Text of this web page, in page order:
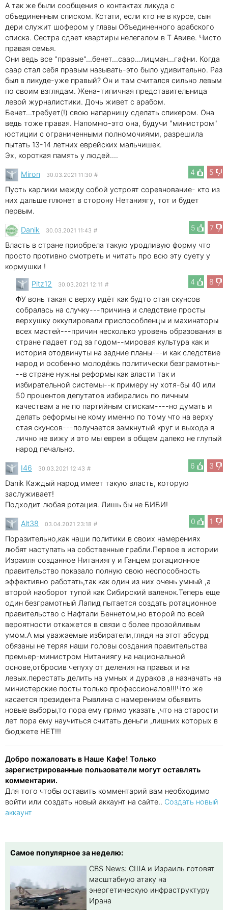
А так же были сообщения о контактах ликуда с
объединенным списком. Кстати, если кто не в курсе, сын
дери служит шофером у главы Объединенного арабского
списка. Сестра сдает квартиры нелегалом в Т Авиве. Чисто
правая семья.
Они ведь все "правые"...бенет...саар...лицман...гафни. Когда
саар стал себя правым называть-это было удивительно. Раз
был в ликуде-уже правый? Он и там считался сильно левым
по своим взглядам. Жена-типичная представительница
левой журналистики. Дочь живет с арабом.
Бенет...требует(!) свою напарницу сделать спикером. Она
ведь тоже правая. Напомню-это она, будучи "министром"
юстиции с ограниченными полномочиями, разрешила
пытать 13-14 летних еврейских мальчишек.
Эх, короткая память у людей....
4
5
Miron 30.03.2021 11:30 #
Пусть карлики между собой устроят соревнование- кто из
них дальше плюнет в сторону Нетаниягу, тот и будет
первым.
5
7
Danik 30.03.2021 11:43 #
Власть в стране приобрела такую уродливую форму что
просто противно смотреть и читать про всю эту суету у
кормушки !
4
8
Pitz12 30.03.2021 12:11 #
ФУ вонь такая с верху идёт как будто стая скунсов
собралась на случку---причина и следствие просты
верхушку оккупировали приспособленцы и махинаторы
всех мастей---причин несколько уровень образования в
стране падает год за годом--мировая культура как и
история отодвинуты на задние планы---и как следствие
народ и особенно молодёжь политически безграмотны-
--в стране нужны реформы как власти так и
избирательной системы--к примеру ну хотя-бы 40 или
50 процентов депутатов избирались по личным
качествам а не по партийным спискам----но думать и
делать реформы не кому именно по тому что на верху
стая скунсов---получается замкнутый круг и выхода я
лично не вижу и это мы евреи в общем далеко не глупый
народ печально.
6
3
I46 30.03.2021 12:43 #
Danik Каждый народ имеет такую власть, которую
заслуживает!
Подходит любая ротация. Лишь бы не БИБИ!
0
1
Alt38 03.04.2021 23:18 #
Поразительно,как наши политики в своих намерениях
любят наступать на собственные грабли.Первое в истории
Израиля созданное Нитаниягу и Ганцем ротационное
правительство показало полную свою неспособность
эффективно работать,так как один из них очень умный ,а
второй наоборот тупой как Сибирский валенок.Теперь еще
один безграмотный Лапид пытается создать ротационное
правительство с Нафтали Беннетом,но второй по всей
вероятности откажется в связи с более прозойливым
умом.А мы уважаемые избиратели,глядя на этот абсурд
обязаны не теряя наши головы создания правительства
премьер-министром Нитаниягу на национальной
основе,отбросив чепуху от деления на правых и на
левых.перестать делить на умных и дураков ,а назначать на
министерские посты только профессионалов!!!Что же
касается президента Рывлина с намерением обьявить
новые выборы,то пора ему прямо указать ,что на старости
лет пора ему научиться считать деньги ,лишних которых в
бюджете НЕТ!!!
Добро пожаловать в Наше Кафе! Только
зарегистрированные пользователи могут оставлять
комментарии.
Для того чтобы оставить комментарий вам необходимо
войти или создать новый аккаунт на сайте.. Создать новый
аккаунт
Самое популярное за неделю:
CBS News: США и Израиль готовят
масштабную атаку на
энергетическую инфраструктуру
Ирана